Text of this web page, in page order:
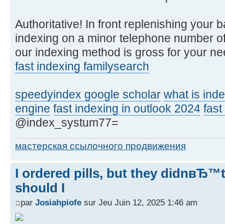
Authoritative! In front replenishing your
indexing on a minor telephone number
our indexing method is gross for your
fast indexing familysearch
speedyindex google scholar what is
engine fast indexing in outlook 2024 fast
@index_systum77=
мастерская ссылочного продвижения
I ordered pills, but they
should I
par Josiahpiofe sur Jeu Juin 12, 2025 1:46 am